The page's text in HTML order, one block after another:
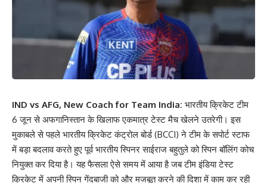
IND vs AFG, New Coach for Team India: भारतीय क्रिकेट टीम
6 जून से अफगानिस्तान के खिलाफ एकमात्र टेस्ट मैच खेलने उतरेगी। इस
मुकाबले से पहले भारतीय क्रिकेट कंट्रोल बोर्ड (BCCI) ने टीम के सपोर्ट स्टाफ
में बड़ा बदलाव करते हुए पूर्व भारतीय स्पिनर साईराज बहुतुले को स्पिन बॉलिंग कोच
नियुक्त कर दिया है। यह फैसला ऐसे समय में आया है जब टीम इंडिया टेस्ट
क्रिकेट में अपनी स्पिन गेंदबाजी को और मजबूत करने की दिशा में काम कर रही